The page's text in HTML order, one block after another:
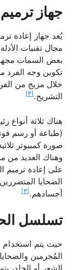
جهاز
يُعد جهاز إعادة
مجال تقنيات
بعض السمات
تكوين وجه الفرد
خلال مزيج من
التشريح. [٣]
هناك ثلاثة أنواع
(طباعة أو رسم
صورة كمبيوتر
وهناك العديد من
على إعادة ترميم
الضحايا
أجسادهم. [٣]
تسلسل
حيث يتم استخدام
المُجرمين